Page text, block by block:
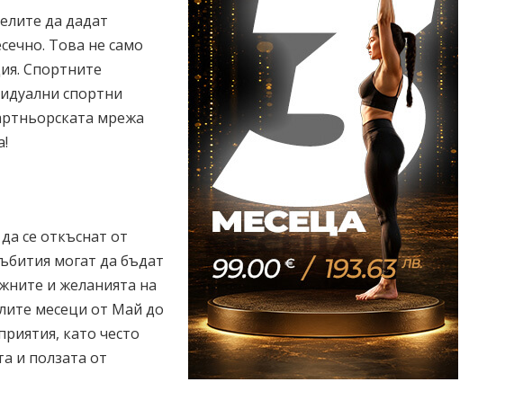
да дадат
Това не само
Спортните
спортни
мрежа
се откъснат от
могат да бъдат
и желанията на
месеци от Май до
като често
и ползата от